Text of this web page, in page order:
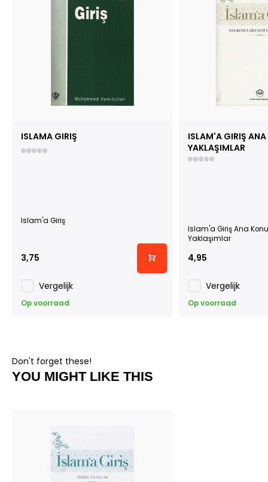
ISLAMA GIRIŞ
Islam'a Giriş
3,75
Vergelijk
Op voorraad
ISLAM'A GIRIŞ ANA
YAKLAŞIMLAR
Islam'a Giriş Ana
Yaklaşımlar
4,95
Vergelijk
Op voorraad
Don't forget these!
YOU MIGHT LIKE THIS